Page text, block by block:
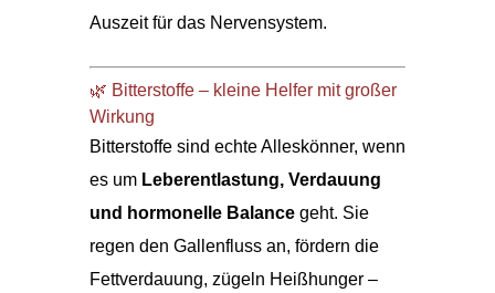
Auszeit für das Nervensystem.
🌿 Bitterstoffe – kleine Helfer mit großer
Wirkung
Bitterstoffe sind echte Alleskönner, wenn
es um Leberentlastung, Verdauung
und hormonelle Balancegeht. Sie
regen den Gallenfluss an, fördern die
Fettverdauung, zügeln Heißhunger –